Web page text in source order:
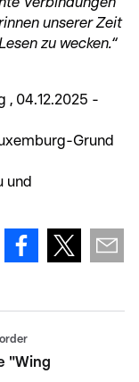
unserer Zeit
zu wecken.“
, 04.12.2025 -
Grund
und
"Wing